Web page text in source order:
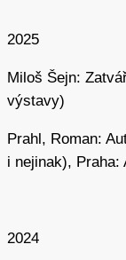
výstav.
Po roce 1989
zároveň
umění v Praze
intermediální
spoluzakládal a
2025
Miloš Šejn:
výstavy)
Prahl, Roman:
i nejinak), Praha:
2024